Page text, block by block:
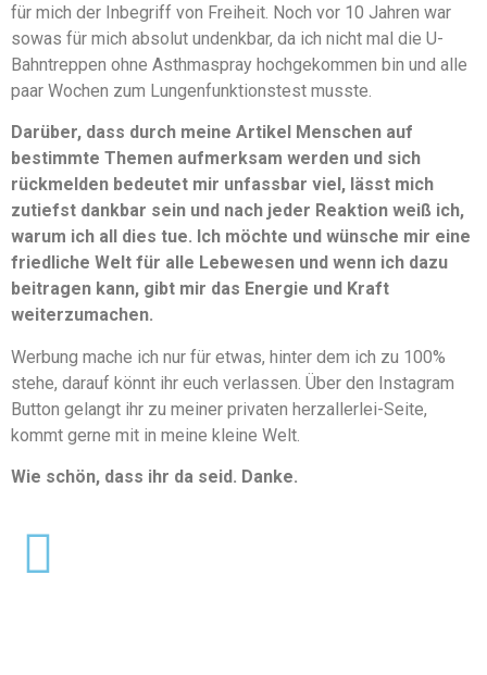
für mich der Inbegriff von Freiheit. Noch vor 10 Jahren war
sowas für mich absolut undenkbar, da ich nicht mal die U-
Bahntreppen ohne Asthmaspray hochgekommen bin und alle
paar Wochen zum Lungenfunktionstest musste.
Darüber, dass durch meine Artikel Menschen auf
bestimmte Themen aufmerksam werden und sich
rückmelden bedeutet mir unfassbar viel, lässt mich
zutiefst dankbar sein und nach jeder Reaktion weiß ich,
warum ich all dies tue. Ich möchte und wünsche mir eine
friedliche Welt für alle Lebewesen und wenn ich dazu
beitragen kann, gibt mir das Energie und Kraft
weiterzumachen.
Werbung mache ich nur für etwas, hinter dem ich zu 100%
stehe, darauf könnt ihr euch verlassen. Über den Instagram
Button gelangt ihr zu meiner privaten herzallerlei-Seite,
kommt gerne mit in meine kleine Welt.
Wie schön, dass ihr da seid. Danke.